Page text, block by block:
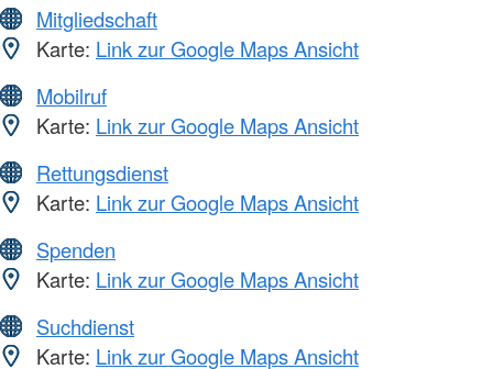
Mitgliedschaft
Karte: Link zur Google Maps Ansicht
Mobilruf
Karte: Link zur Google Maps Ansicht
Rettungsdienst
Karte: Link zur Google Maps Ansicht
Spenden
Karte: Link zur Google Maps Ansicht
Suchdienst
Karte: Link zur Google Maps Ansicht